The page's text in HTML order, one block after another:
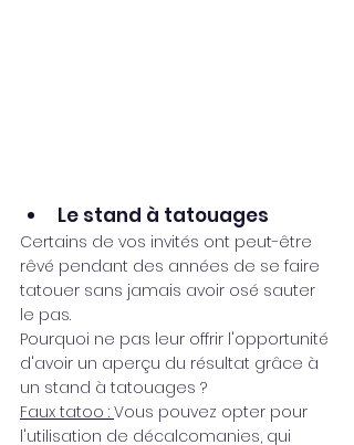
Le stand à tatouages
Certains de vos invités ont peut-être
rêvé pendant des années de se faire
tatouer sans jamais avoir osé sauter
le pas.
Pourquoi ne pas leur offrir l'opportunité
d'avoir un aperçu du résultat grâce à
un stand à tatouages ?
Faux tatoo : Vous pouvez opter pour
l'utilisation de décalcomanies, qui